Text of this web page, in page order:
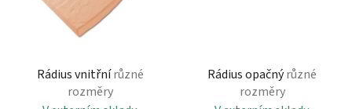
Rádius vnitřnírůzné
rozměry
Rádius opačnýrůzné
rozměry